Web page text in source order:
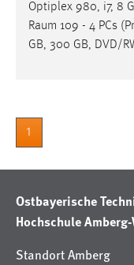
Optiplex 980, i7, 8
Raum 109 - 4 PCs
GB, 300 GB, DVD/
1
Ostbayerische
Hochschule
Standort Amberg